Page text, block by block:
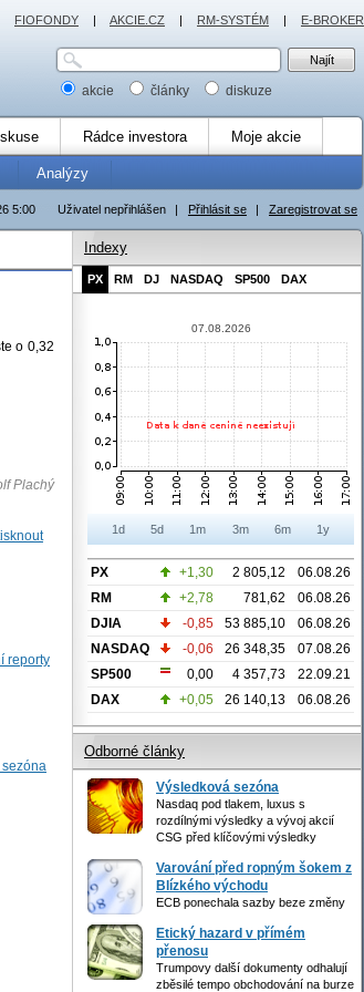
akcie články diskuze
Rádce investora Moje akcie
Analýzy
Uživatel nepřihlášen | Přihlásit se | Zaregistrovat se
5:00
o 0,32
Plachý
reporty
Indexy
PX RM DJ NASDAQ SP500 DAX
07.08.2026
1d 5d 1m 3m 6m 1y
PX +1,30 2 805,12
06.08.26
RM
+2,78 781,62
06.08.26
DJIA
-0,85 53 885,10
06.08.26
NASDAQ
-0,06 26 348,35
07.08.26
SP500
0,00 4 357,73
22.09.21
DAX
+0,05 26 140,13 06.08.26
Odborné články
Výsledková sezóna
Nasdaq pod tlakem, luxus s
rozdílnými výsledky a vývoj akcií
CSG před klíčovými výsledky
Varování před ropným šokem z
Blízkého východu
ECB ponechala sazby beze změny
Etický hazard v přímém
přenosu
Trumpovy další dokumenty odhalují
zběsilé tempo obchodování na burze
FIOFONDY | AKCIE.CZ | RM-SYSTÉM | E-BROKER